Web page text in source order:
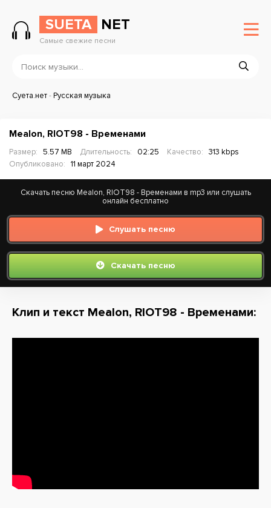
SUETA NET
Самые свежие песни
Суета.нет-Русская музыка
Mealon, RIOT98 - Временами
Размер: 5.57 MB Длительность: 02:25 Качество:
313 kbps
Опубликовано:
11 март 2024
Скачать песню Mealon, RIOT98 - Временами в mp3 или слушать
онлайн бесплатно
Слушать песню
Скачать песню
Клип и текст Mealon, RIOT98 - Временами: